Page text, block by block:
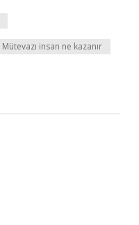
Mütevazı insan ne kazanır